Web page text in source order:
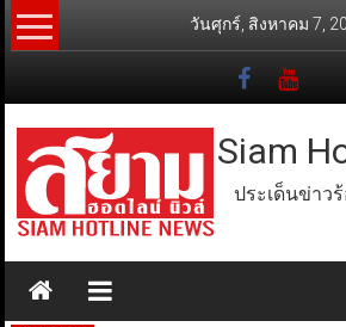
Skip
to
วันศุกร์, สิงหาคม 7,
Siam
ประเด็นข่าว